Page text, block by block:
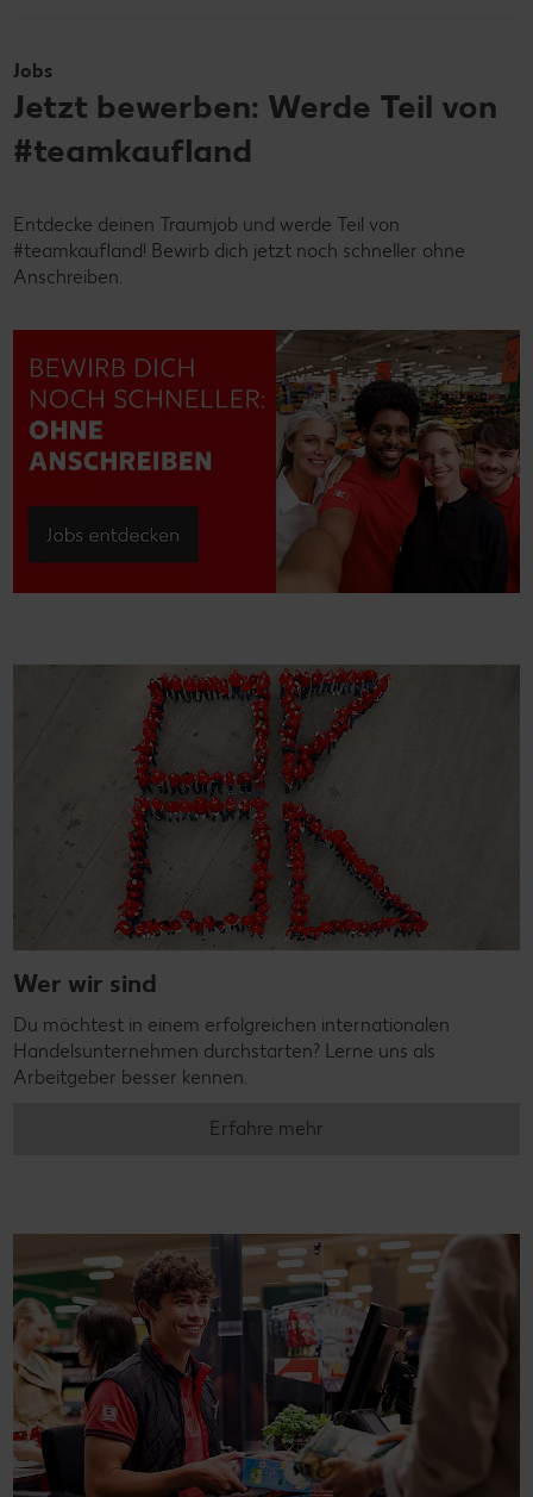
Jobs
Jetzt bewerben: Werde Teil von
#teamkaufland
Entdecke deinen Traumjob und werde Teil von
#teamkaufland! Bewirb dich jetzt noch schneller ohne
Anschreiben.
Wer wir sind
Du möchtest in einem erfolgreichen internationalen
Handelsunternehmen durchstarten? Lerne uns als
Arbeitgeber besser kennen.
Erfahre mehr